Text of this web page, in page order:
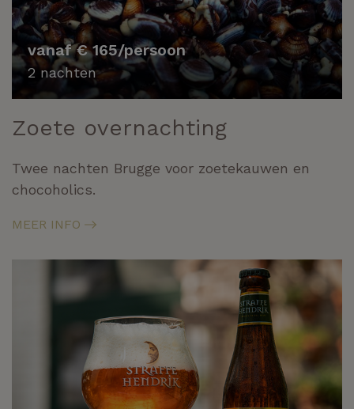
vanaf € 165/persoon
2 nachten
Zoete overnachting
Twee nachten Brugge voor zoetekauwen en
chocoholics.
MEER INFO